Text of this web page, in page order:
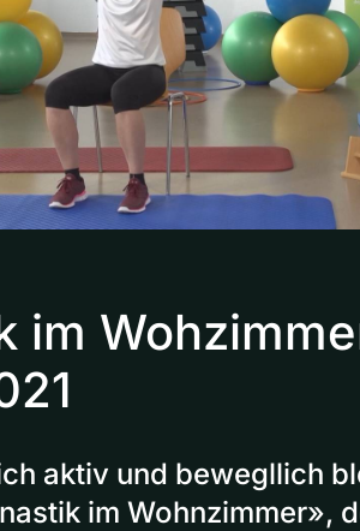
im
aktiv und bewegllich
im Wohnzimmer»,